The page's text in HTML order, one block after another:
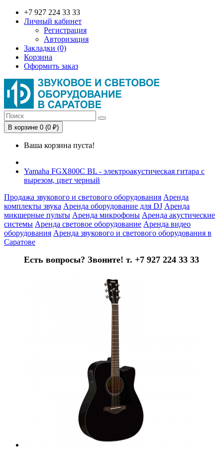
+7 927 224 33 33
Личный кабинет
Регистрация
Авторизация
Закладки (0)
Корзина
Оформить заказ
В корзине 0 (0 ₽)
Ваша корзина пуста!
Yamaha FGX800C BL - электроакустическая гитара с
вырезом, цвет черный
Продажа звукового и светового оборудования Аренда
комплекты звука Аренда оборудование для DJ Аренда
микшерные пульты Аренда микрофоны Аренда акустические
системы Аренда световое оборудование Аренда видео
оборудования Аренда звукового и светового оборудования в
Саратове
Есть вопросы? Звоните! т. +7 927 224 33 33